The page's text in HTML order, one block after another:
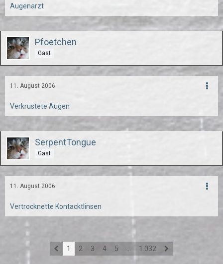
Augenarzt
Pfoetchen
Gast
11. August 2006
Verkrustete Augen
SerpentTongue
Gast
11. August 2006
Vertrocknette Kontacktlinsen
1 2 3 4 5 1.032